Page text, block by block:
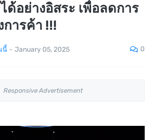
ด้อย่างอิสระ เพื่อลดการ
ารค้า !!!
นี้ - January 05, 2025 0
Responsive Advertisement